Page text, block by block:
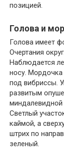
позицией.
Голова и
Голова имеет
Очертания
Наблюдается
носу. Мордочка
под вибриссы.
развитым
Светлый
каймой, а
штрих по
зеленый.